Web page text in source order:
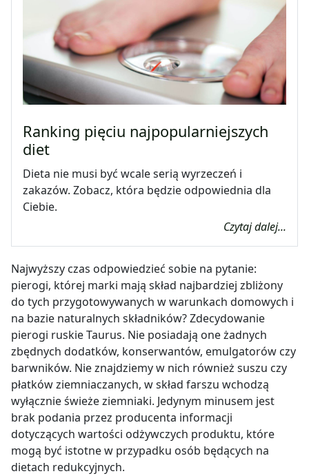
Ranking pięciu najpopularniejszych
diet
Dieta nie musi być wcale serią wyrzeczeń i
zakazów. Zobacz, która będzie odpowiednia dla
Ciebie.
Czytaj dalej...
Najwyższy czas odpowiedzieć sobie na pytanie:
pierogi, której marki mają skład najbardziej zbliżony
do tych przygotowywanych w warunkach domowych i
na bazie naturalnych składników? Zdecydowanie
pierogi ruskie Taurus. Nie posiadają one żadnych
zbędnych dodatków, konserwantów, emulgatorów czy
barwników. Nie znajdziemy w nich również suszu czy
płatków ziemniaczanych, w skład farszu wchodzą
wyłącznie świeże ziemniaki. Jedynym minusem jest
brak podania przez producenta informacji
dotyczących wartości odżywczych produktu, które
mogą być istotne w przypadku osób będących na
dietach redukcyjnych.